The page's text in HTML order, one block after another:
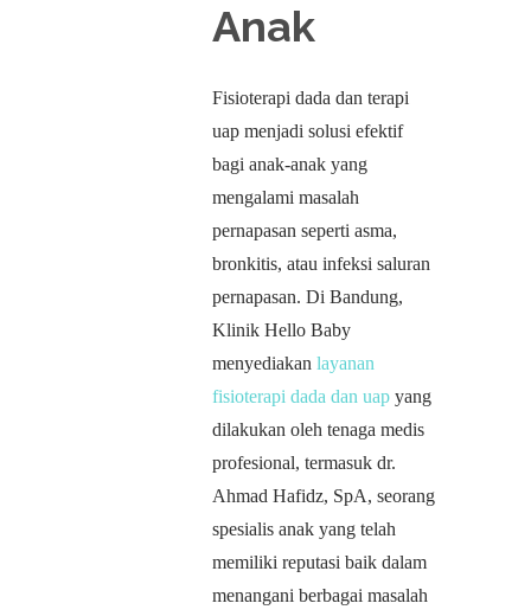
Anak
Fisioterapi dada dan terapi
uap menjadi solusi efektif
bagi anak-anak yang
mengalami masalah
pernapasan seperti asma,
bronkitis, atau infeksi saluran
pernapasan. Di Bandung,
Klinik Hello Baby
menyediakan layanan
fisioterapi dada dan uap yang
dilakukan oleh tenaga medis
profesional, termasuk dr.
Ahmad Hafidz, SpA, seorang
spesialis anak yang telah
memiliki reputasi baik dalam
menangani berbagai masalah